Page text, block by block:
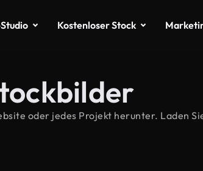
Kostenloser Stock
oder jedes Projekt herunter. Laden